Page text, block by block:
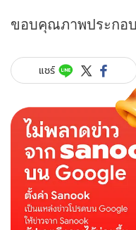
ขอบคุณภาพประกอบ
แชร์